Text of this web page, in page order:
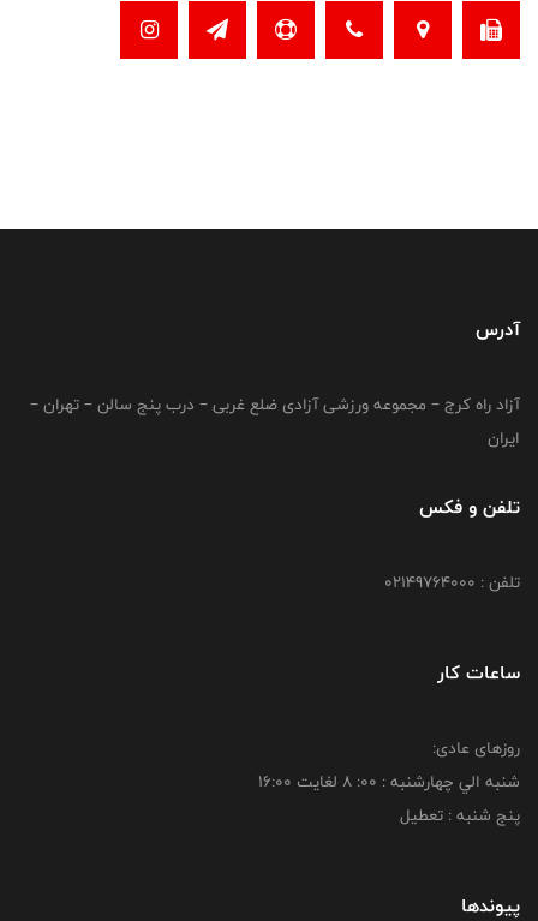
آدرس
آزاد راه کرج – مجموعه ورزشی آزادی ضلع غربی – درب پنج سالن – تهران –
ایران
تلفن و فکس
تلفن : 02149764000
ساعات کار
روزهای عادی:
شنبه الي چهارشنبه : 00: 8 لغايت 16:00
پنج شنبه : تعطیل
پیوندها